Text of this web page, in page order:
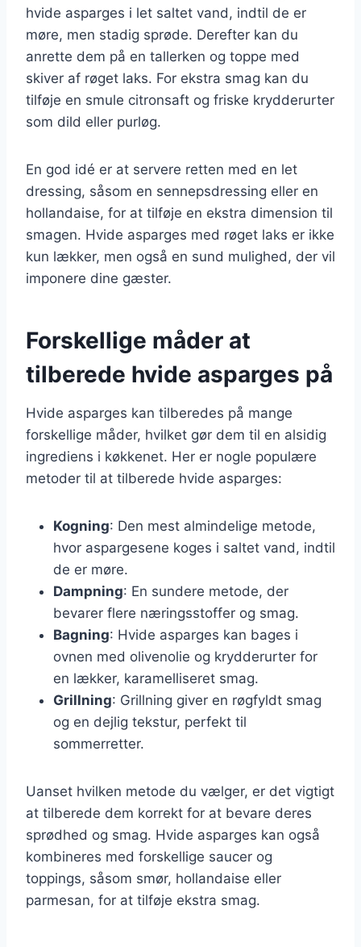
hvide asparges i let saltet vand, indtil de er
møre, men stadig sprøde. Derefter kan du
anrette dem på en tallerken og toppe med
skiver af røget laks. For ekstra smag kan du
tilføje en smule citronsaft og friske krydderurter
som dild eller purløg.
En god idé er at servere retten med en let
dressing, såsom en sennepsdressing eller en
hollandaise, for at tilføje en ekstra dimension til
smagen. Hvide asparges med røget laks er ikke
kun lækker, men også en sund mulighed, der vil
imponere dine gæster.
Forskellige måder at
tilberede hvide asparges på
Hvide asparges kan tilberedes på mange
forskellige måder, hvilket gør dem til en alsidig
ingrediens i køkkenet. Her er nogle populære
metoder til at tilberede hvide asparges:
Kogning: Den mest almindelige metode,
hvor aspargesene koges i saltet vand, indtil
de er møre.
Dampning: En sundere metode, der
bevarer flere næringsstoffer og smag.
Bagning: Hvide asparges kan bages i
ovnen med olivenolie og krydderurter for
en lækker, karamelliseret smag.
Grillning: Grillning giver en røgfyldt smag
og en dejlig tekstur, perfekt til
sommerretter.
Uanset hvilken metode du vælger, er det vigtigt
at tilberede dem korrekt for at bevare deres
sprødhed og smag. Hvide asparges kan også
kombineres med forskellige saucer og
toppings, såsom smør, hollandaise eller
parmesan, for at tilføje ekstra smag.